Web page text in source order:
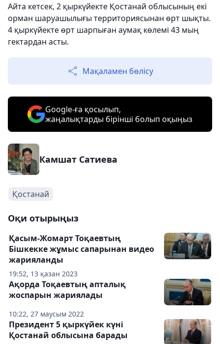
Айта кетсек, 2 қыркүйекте Қостанай облысының екі
орман шаруашылығы территориясынан өрт шықты.
4 қыркүйекте өрт шарпыған аумақ көлемі 43 мың
гектардан асты.
Мақаламен бөлісу
Google-ға қосылып,
жаңалықтарды бірінші болып оқыңыз
Камшат Сатиева
Қостанай
Оқи отырыңыз
19:52, 13 қазан 2023
Қасым-Жомарт Тоқаевтың
Бішкекке жұмыс сапарынан видео
жарияланды
10:22, 27 маусым 2022
Ақорда Тоқаевтың апталық
жоспарын жариялады
Президент 5 қыркүйек күні
Қостанай облысына барады